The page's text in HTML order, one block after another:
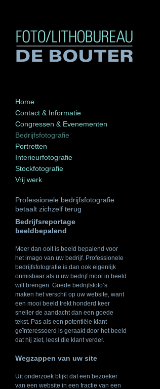
Home
Contact & Informatie
Congressen & Evenementen
Bedrijfsfotografie
Portretten
Interieurfotografie
Stockfotografie
Vrij werk
Professionele bedrijfsfotografie
betaalt zichzelf terug
Bedrijfsreportage
beeldbepalend
Meer dan ooit is beeld bepalend voor
het imago van uw bedrijf. Professionele
bedrijfsfotografie is dan ook eigenlijk
onmisbaar als u uw bedrijf mooi in beeld
wilt brengen. Goede bedrijfsfoto’s
maken het verschil op uw website, want
een mooi beeld trekt honderd keer
sneller de aandacht dan een goede
tekst. Pas als een potentiële klant
geïnteresseerd is geraakt door het beeld
dat hij ziet, leest die klant verder.
Wegzappen van uw site
Uit onderzoek blijkt dat een bezoeker
van een website in een fractie van een